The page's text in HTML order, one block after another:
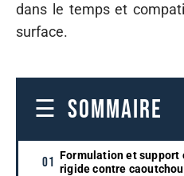
dans le temps et
surface.
SOMMAIRE
Formulation et support
rigide contre